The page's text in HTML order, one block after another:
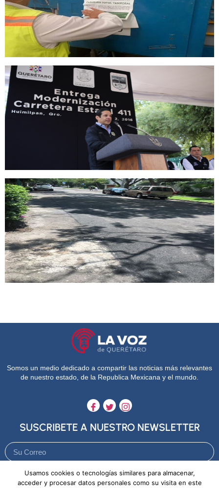
Somos un medio dedicado a compartir las noticias más relevantes
de nuestro estado, de la Republica Mexicana y el mundo.
SUSCRIBETE A NUESTRO NEWSLETTER
Enviar
Usamos cookies o tecnologías similares para almacenar,
acceder y procesar datos personales como su visita en este